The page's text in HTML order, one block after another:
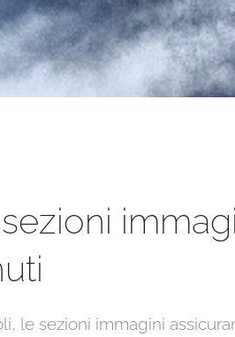
le sezioni immagini